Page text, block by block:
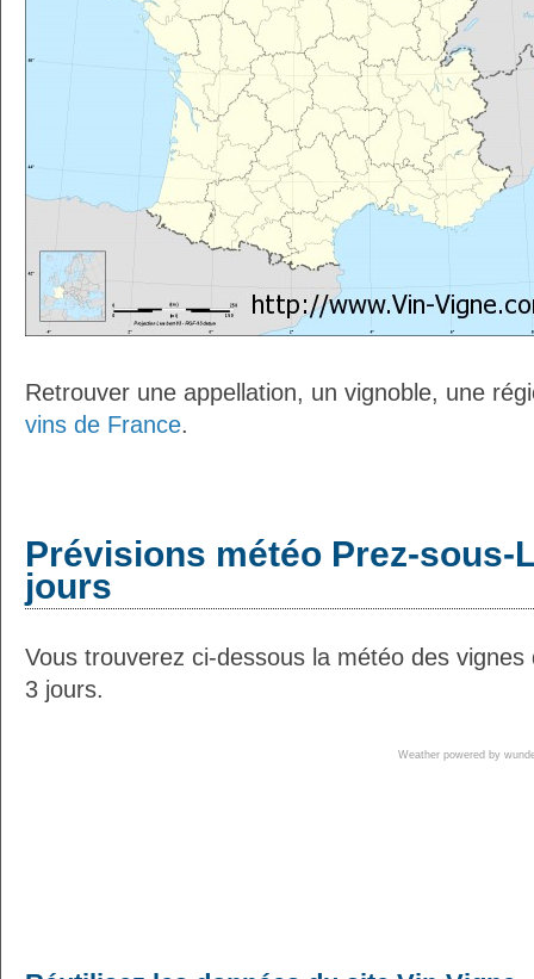
Retrouver une appellation, un vignoble, une
vins de France.
Prévisions météo Prez-sous-
jours
Vous trouverez ci-dessous la météo des
3 jours.
Weather powered by